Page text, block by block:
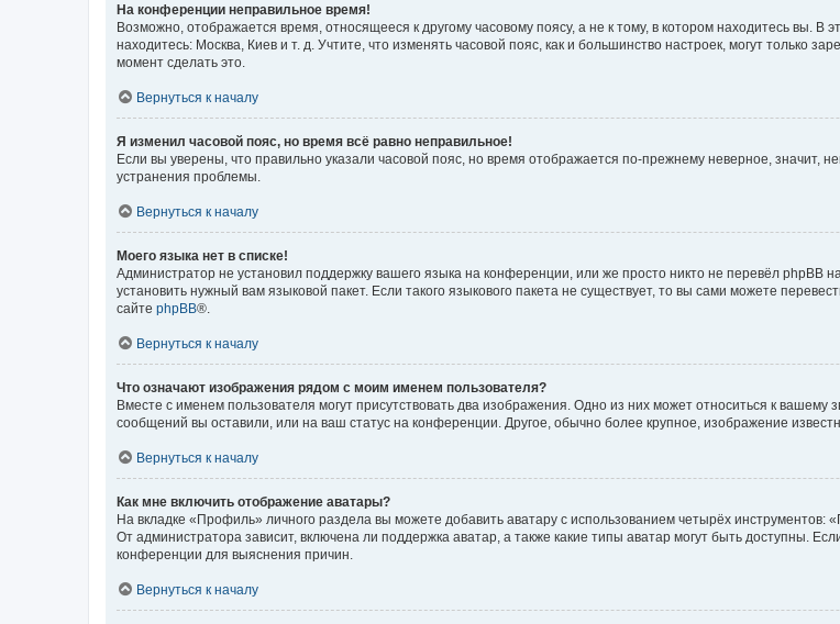
На конференции неправильное время!
Возможно, отображается время, относящееся к другому часовому поясу, а не к тому, в котором находитесь вы. В
находитесь: Москва, Киев и т. д. Учтите, что изменять часовой пояс, как и большинство настроек, могут только
момент сделать это.
Вернуться к началу
Я изменил часовой пояс, но время всё равно неправильное!
Если вы уверены, что правильно указали часовой пояс, но время отображается по-прежнему неверное, значит,
устранения проблемы.
Вернуться к началу
Моего языка нет в списке!
Администратор не установил поддержку вашего языка на конференции, или же просто никто не перевёл
установить нужный вам языковой пакет. Если такого языкового пакета не существует, то вы сами можете
сайте phpBB®.
Вернуться к началу
Что означают изображения рядом с моим именем пользователя?
Вместе с именем пользователя могут присутствовать два изображения. Одно из них может относиться к вашему
сообщений вы оставили, или на ваш статус на конференции. Другое, обычно более крупное, изображение
Вернуться к началу
Как мне включить отображение аватары?
На вкладке «Профиль» личного раздела вы можете добавить аватару с использованием четырёх инструментов:
От администратора зависит, включена ли поддержка аватар, а также какие типы аватар могут быть доступны.
конференции для выяснения причин.
Вернуться к началу